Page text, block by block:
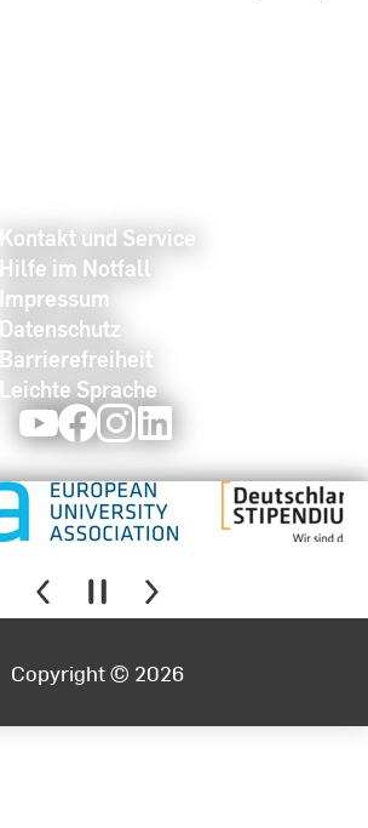
Kontakt und Service
Hilfe im Notfall
Impressum
Datenschutz
Barrierefreiheit
Leichte Sprache
YoutubeFacebookInstagram
Copyright © 2026